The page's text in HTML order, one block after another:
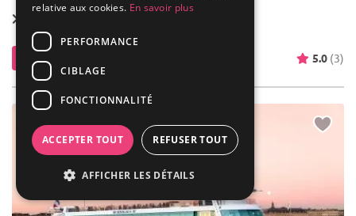
Contacter 5.0 (3)
relative aux cookies. En savoir plus
PERFORMANCE
CIBLAGE
FONCTIONNALITÉ
ACCEPTER TOUT REFUSER TOUT
AFFICHER LES DÉTAILS